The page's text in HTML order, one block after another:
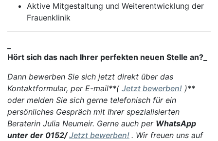
Aktive Mitgestaltung und Weiterentwicklung der
Frauenklinik
Hört sich das nach Ihrer perfekten neuen Stelle an?_
Dann bewerben Sie sich jetzt direkt über das
Kontaktformular, per E-mail**( Jetzt bewerben! )**
oder melden Sie sich gerne telefonisch für ein
persönliches Gespräch mit Ihrer spezialisierten
Beraterin Julia Neumeir. Gerne auch per WhatsApp
unter der 0152/Jetzt bewerben! . Wir freuen uns auf